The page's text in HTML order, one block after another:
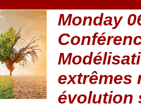
Monday
extrêmes
évolution